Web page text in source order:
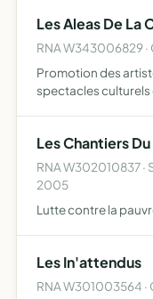
Les Aleas De La
RNA W343006829
Promotion des
spectacles culturels
Les Chantiers
RNA W302010837 ·
2005
Lutte contre la
Les In'attendus
RNA W301003564 ·